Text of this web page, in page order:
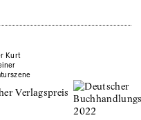
Kurt